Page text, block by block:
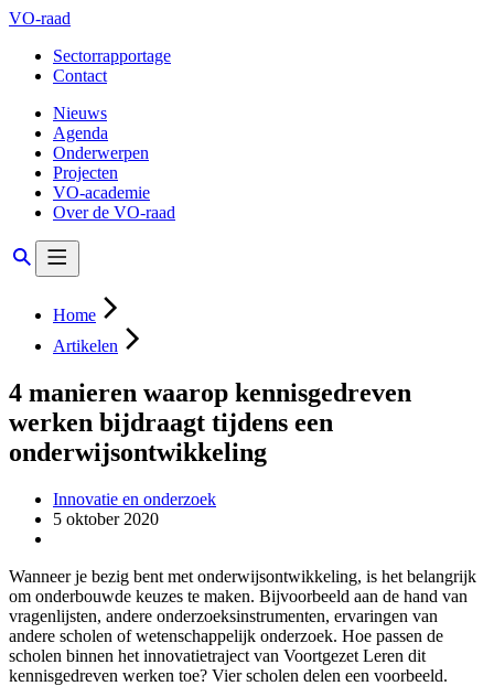
VO-raad
Sectorrapportage
Contact
Nieuws
Agenda
Onderwerpen
Projecten
VO-academie
Over de VO-raad
Home
Artikelen
4 manieren waarop kennisgedreven
werken bijdraagt tijdens een
onderwijsontwikkeling
Innovatie en onderzoek
5 oktober 2020
Wanneer je bezig bent met onderwijsontwikkeling, is het belangrijk
om onderbouwde keuzes te maken. Bijvoorbeeld aan de hand van
vragenlijsten, andere onderzoeksinstrumenten, ervaringen van
andere scholen of wetenschappelijk onderzoek. Hoe passen de
scholen binnen het innovatietraject van Voortgezet Leren dit
kennisgedreven werken toe? Vier scholen delen een voorbeeld.